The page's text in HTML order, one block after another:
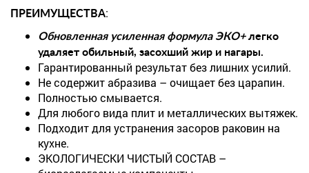
ПРЕИМУЩЕСТВА:
Обновленная усиленная формула ЭКО+легко
удаляет обильный, засохший жир и нагары.
Гарантированный результат без лишних усилий.
Не содержит абразива – очищает без царапин.
Полностью смывается.
Для любого вида плит и металлических вытяжек.
Подходит для устранения засоров раковин на
кухне.
ЭКОЛОГИЧЕСКИ ЧИСТЫЙ СОСТАВ –